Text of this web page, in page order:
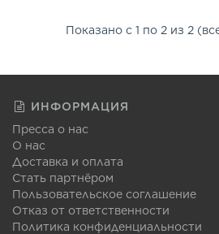
Показано с 1 по 2 из 2
ИНФОРМАЦИЯ
Пресса о нас
О нас
Доставка и оплата
Стать партнёром
Пользовательское соглашение
Отказ от ответственности
Политика конфиденциальности